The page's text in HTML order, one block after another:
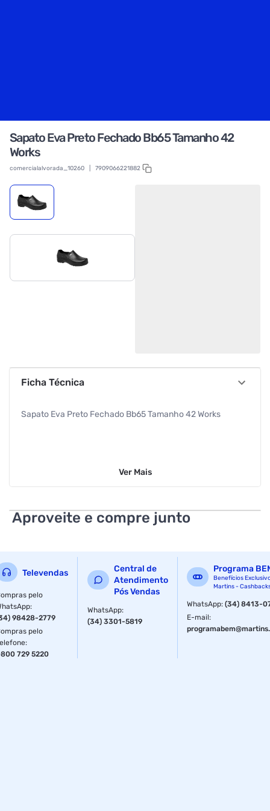
Sapato Eva Preto Fechado Bb65 Tamanho 42
Works
comercialalvorada_10260 7909066221882
Ficha Técnica
Sapato Eva Preto Fechado Bb65 Tamanho 42 Works
Ver Mais
Aproveite e compre junto
Televendas
pelo
:
98428-2779
pelo
:
729 5220
Central de
Atendimento
Pós Vendas
WhatsApp:
(34) 3301-5819
Programa
Benefícios
Martins -
WhatsApp:(34) 8413-
E-mail: